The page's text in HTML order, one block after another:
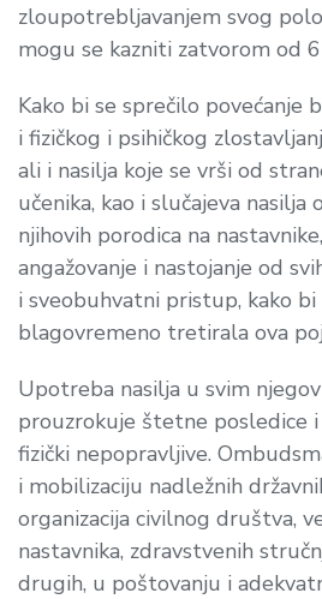
zloupotrebljavanjem svog
mogu se kazniti zatvorom od
Kako bi se sprečilo povećanje
i fizičkog i psihičkog
ali i nasilja koje se vrši od
učenika, kao i slučajeva nasilja
njihovih porodica na
angažovanje i nastojanje od
i sveobuhvatni pristup, kako bi
blagovremeno tretirala ova
Upotreba nasilja u svim
prouzrokuje štetne posledice
fizički nepopravljive.
i mobilizaciju nadležnih
organizacija civilnog društva,
nastavnika, zdravstvenih
drugih, u poštovanju i